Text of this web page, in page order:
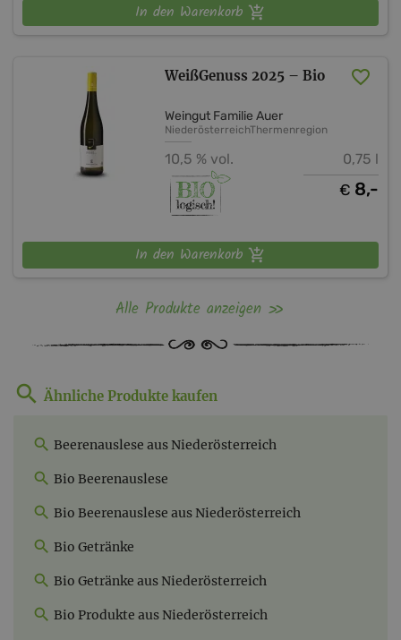
In den Warenkorb
WeißGenuss 2025 – Bio
Weingut Familie Auer
NiederösterreichThermenregion
10,5 % vol. 0,75 l
€ 8,-
In den Warenkorb
Alle Produkte anzeigen
Ähnliche Produkte kaufen
Beerenauslese aus Niederösterreich
Bio Beerenauslese
Bio Beerenauslese aus Niederösterreich
Bio Getränke
Bio Getränke aus Niederösterreich
Bio Produkte aus Niederösterreich